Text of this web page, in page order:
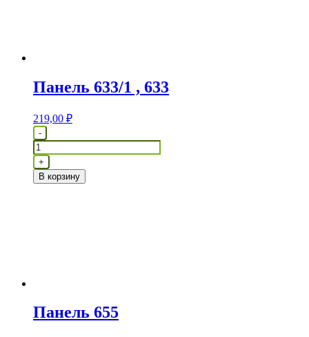
Панель 633/1 , 633
219,00 ₽
Количество
товара
Панель
633/1
,
-
+
В корзину
Панель 655